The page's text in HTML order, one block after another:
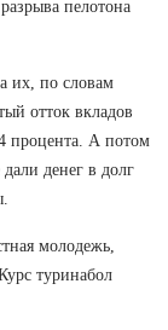
пелотона
их, по словам
отток вкладов
процента. А потом
денег в долг
молодежь,
туринабол